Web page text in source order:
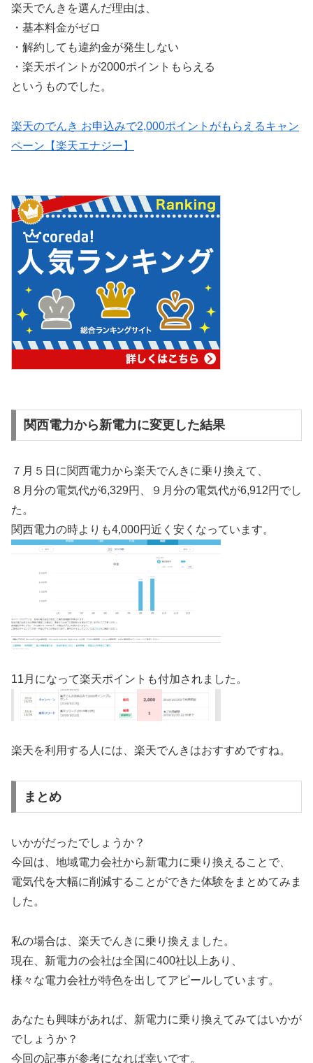
楽天でんきを選んだ理由は、
・基本料金がゼロ
・解約しても違約金が発生しない
・楽天ポイントが2000ポイントもらえる
というものでした。
楽天のでんき お申込みで2,000ポイントがもらえるキャン
ペーン【楽天エナジー】
関西電力から新電力に変更した結果
７月５日に関西電力から楽天でんきに乗り換えて、
８月分の電気代が6,329円、９月分の電気代が6,912円でし
た。
関西電力の時よりも4,000円近く安くなっています。
11月になって楽天ポイントも付加されました。
楽天を利用する人には、楽天でんきはおすすめですね。
まとめ
いかがだったでしょうか？
今回は、地域電力会社から新電力に乗り換えることで、
電気代を大幅に削減することができた体験をまとめてみま
した。
私の場合は、楽天でんきに乗り換えました。
現在、新電力の会社は全国に400社以上あり、
様々な電力会社が特色を出してアピールしています。
あなたも興味があれば、新電力に乗り換えてみてはいかが
でしょうか？
今回の記事が参考になれば幸いです。